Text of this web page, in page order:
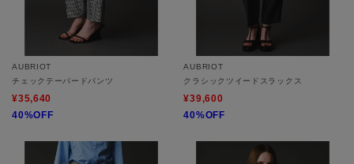
AUBRIOT
チェックテーパードパンツ
¥35,640
40%OFF
AUBRIOT
クラシックツイードスラックス
¥39,600
40%OFF